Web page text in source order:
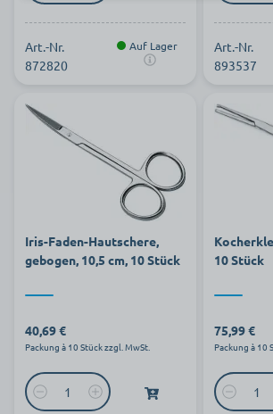
Art.-Nr.
872820
Auf Lager
Art.-Nr.
893537
Iris-Faden-Hautschere,
gebogen, 10,5 cm, 10 Stück
40,69 €
Packung à 10 Stück zzgl. MwSt.
10 Stück
75,99 €
Packung à 10